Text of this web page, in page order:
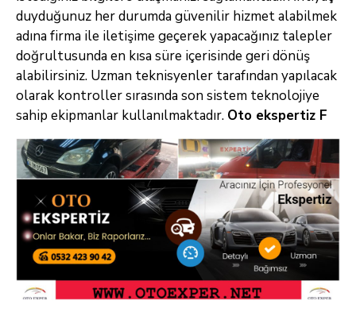
duyduğunuz her durumda güvenilir hizmet alabilmek
adına firma ile iletişime geçerek yapacağınız talepler
doğrultusunda en kısa süre içerisinde geri dönüş
alabilirsiniz. Uzman teknisyenler tarafından yapılacak
olarak kontroller sırasında son sistem teknolojiye
sahip ekipmanlar kullanılmaktadır. Oto ekspertiz F